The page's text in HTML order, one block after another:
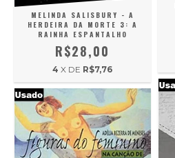
MELINDA SALISBURY - A
HERDEIRA DA MORTE 3: A
RAINHA ESPANTALHO
R$28,00
4 X DE R$7,76